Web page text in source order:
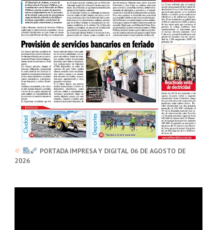
PORTADA IMPRESA Y DIGITAL 06 DE AGOSTO DE
2026